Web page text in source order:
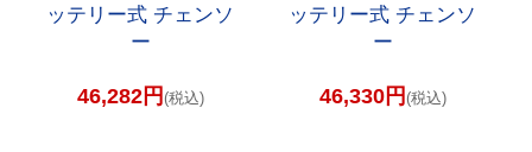
ッテリー式 チェンソ
ー
46,282円 (税込)
ッテリー式 チェンソ
ー
46,330円 (税込)